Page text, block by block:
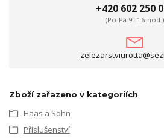
+420 602 250
(Po-Pá 9 -16 hod.)
Zboží zařazeno v kategoriích
Haas a Sohn
Příslušenství